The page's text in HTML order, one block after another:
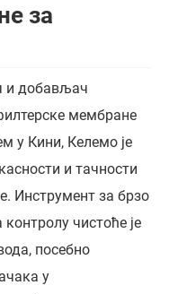
за
и добављач
мембране
у Кини, Келемо је
и тачности
Инструмент за брзо
чистоће је
посебно
у